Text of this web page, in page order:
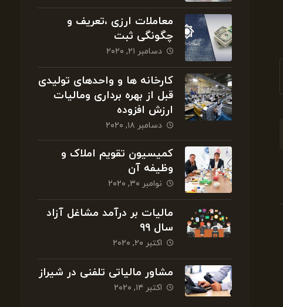
معاملات ارزی ،تعریف و
چگونگی ثبت
دسامبر ۲۱, ۲۰۲۰
کارخانه ها و واحدهای تولیدی
قبل از بهره برداری ومالیات
ارزش افزوده
دسامبر ۱۸, ۲۰۲۰
کمیسیون تقویم املاک و
وظیفه آن
نوامبر ۳۰, ۲۰۲۰
مالیات بر درآمد مشاغل آزاد
سال ۹۹
اکتبر ۲۰, ۲۰۲۰
مشاور مالیاتی تلفنی در شیراز
اکتبر ۱۴, ۲۰۲۰